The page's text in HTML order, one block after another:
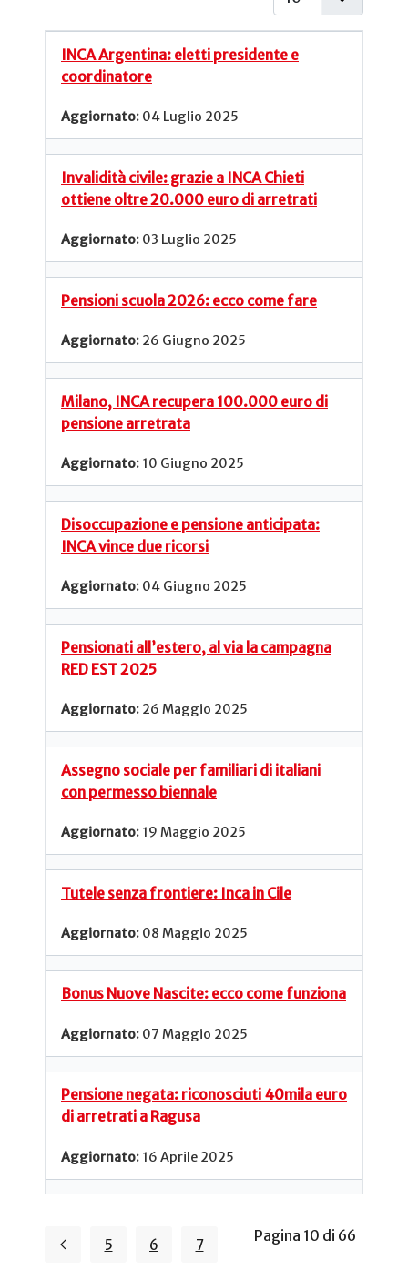
INCA Argentina: eletti presidente e
coordinatore
04 Luglio 2025
Invalidità civile: grazie a INCA Chieti
ottiene oltre 20.000 euro di arretrati
03 Luglio 2025
Pensioni scuola 2026: ecco come fare
26 Giugno 2025
Milano, INCA recupera 100.000 euro di
pensione arretrata
10 Giugno 2025
Disoccupazione e pensione anticipata:
INCA vince due ricorsi
04 Giugno 2025
Pensionati all’estero, al via la campagna
RED EST 2025
26 Maggio 2025
Assegno sociale per familiari di italiani
con permesso biennale
19 Maggio 2025
Tutele senza frontiere: Inca in Cile
08 Maggio 2025
Bonus Nuove Nascite: ecco come funziona
07 Maggio 2025
Pensione negata: riconosciuti 40mila euro
di arretrati a Ragusa
16 Aprile 2025
Pagina 10 di 66
5 6 7